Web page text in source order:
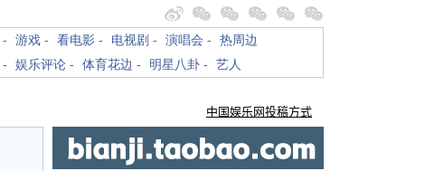
- 游戏 - 看电影 - 电视剧 - 演唱会 - 热周边
- 娱乐评论 - 体育花边 - 明星八卦 - 艺人